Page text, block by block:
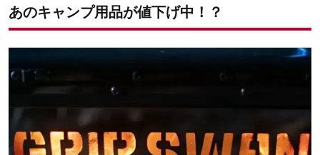
あのキャンプ用品が値下げ中！？